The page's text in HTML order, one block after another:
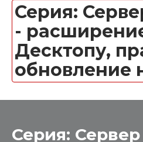
Серия:
-
Десктопу,
обновление
Серия: